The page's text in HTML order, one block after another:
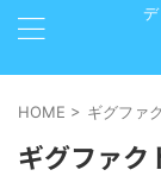
HOME > ギグファ
ギグファク